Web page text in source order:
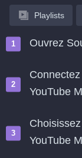
Playlists
Ouvrez
YouTube
YouTube